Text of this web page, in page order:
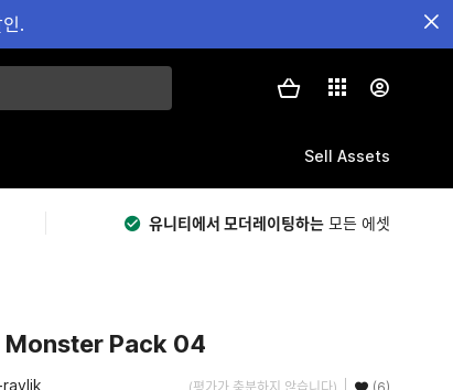
.
Sell Assets
유니티에서 모더레이팅하는 모든 에셋
Monster Pack 04
(평가가 충분하지 않습니다) (6)